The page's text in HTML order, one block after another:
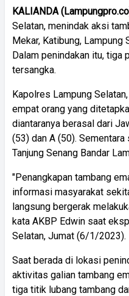
KALIANDA
Selatan, menindak aksi
Mekar, Katibung, Lampung
Dalam penindakan itu, tiga
tersangka.
Kapolres Lampung
empat orang yang
diantaranya berasal dari
(53) dan A (50).
Tanjung Senang Bandar
"Penangkapan tambang
informasi masyarakat
langsung bergerak
kata AKBP Edwin saat
Selatan, Jumat (6/1/2023).
Saat berada di lokasi
aktivitas galian tambang
tiga titik lubang tambang